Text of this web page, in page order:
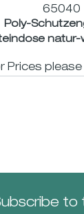
65040
Poly-
natur-
Prices please